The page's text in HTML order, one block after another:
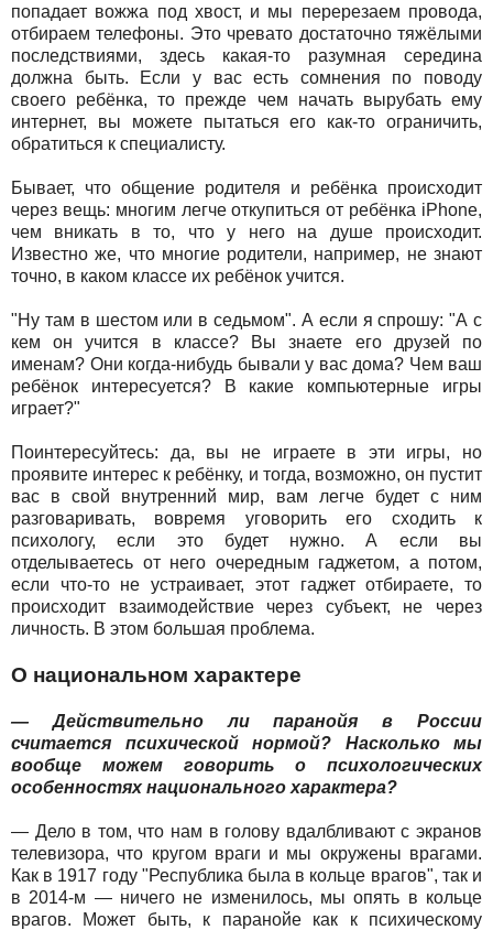
попадает вожжа под хвост, и мы перерезаем провода,
отбираем телефоны. Это чревато достаточно тяжёлыми
последствиями, здесь какая-то разумная середина
должна быть. Если у вас есть сомнения по поводу
своего ребёнка, то прежде чем начать вырубать ему
интернет, вы можете пытаться его как-то ограничить,
обратиться к специалисту.
Бывает, что общение родителя и ребёнка происходит
через вещь: многим легче откупиться от ребёнка iPhone,
чем вникать в то, что у него на душе происходит.
Известно же, что многие родители, например, не знают
точно, в каком классе их ребёнок учится.
"Ну там в шестом или в седьмом". А если я спрошу: "А с
кем он учится в классе? Вы знаете его друзей по
именам? Они когда-нибудь бывали у вас дома? Чем ваш
ребёнок интересуется? В какие компьютерные игры
играет?"
Поинтересуйтесь: да, вы не играете в эти игры, но
проявите интерес к ребёнку, и тогда, возможно, он пустит
вас в свой внутренний мир, вам легче будет с ним
разговаривать, вовремя уговорить его сходить к
психологу, если это будет нужно. А если вы
отделываетесь от него очередным гаджетом, а потом,
если что-то не устраивает, этот гаджет отбираете, то
происходит взаимодействие через субъект, не через
личность. В этом большая проблема.
О национальном характере
— Действительно ли паранойя в России
считается психической нормой? Насколько мы
вообще можем говорить о психологических
особенностях национального характера?
— Дело в том, что нам в голову вдалбливают с экранов
телевизора, что кругом враги и мы окружены врагами.
Как в 1917 году "Республика была в кольце врагов", так и
в 2014-м — ничего не изменилось, мы опять в кольце
врагов. Может быть, к паранойе как к психическому